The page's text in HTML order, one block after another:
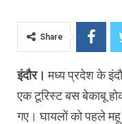
Share
इंदौर।मध्य प्रदेश के
एक टूरिस्ट बस बेकाबू
गए। घायलों को पहले